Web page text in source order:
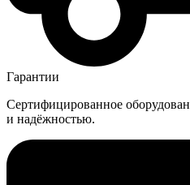
Гарантии
Сертифицированное
и надёжностью.